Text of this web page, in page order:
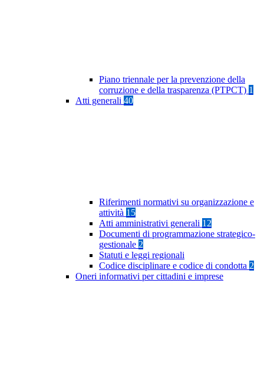
Piano triennale per la prevenzione della
corruzione e della trasparenza (PTPCT) 1
Atti generali 40
Riferimenti normativi su organizzazione e
attività 15
Atti amministrativi generali 12
Documenti di programmazione strategico-
gestionale 2
Statuti e leggi regionali
Codice disciplinare e codice di condotta 2
Oneri informativi per cittadini e imprese